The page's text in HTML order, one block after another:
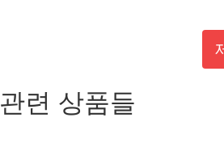
관련 상품들